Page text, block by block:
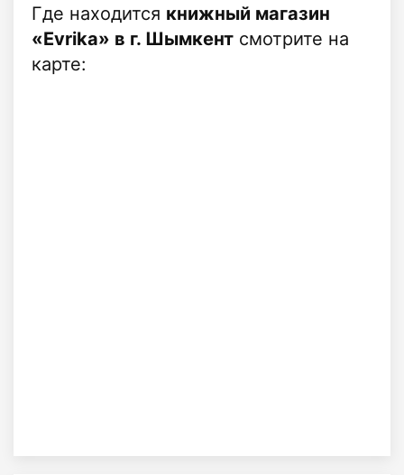
Где находится книжный магазин
«Evrika» в г. Шымкент смотрите на
карте: